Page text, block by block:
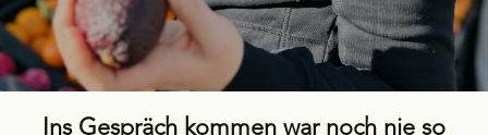
Ins Gespräch kommen war noch nie so